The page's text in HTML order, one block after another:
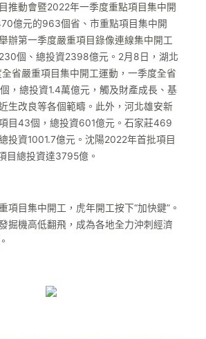
推動會暨2022年一季度重點項目集中開
億元的963個省、市重點項目集中開
辦第一季度嚴重項目錄像連線集中開工
個、總投資2398億元。2月8日，湖北
省嚴重項目集中開工運動，一季度全省
，總投資1.4萬億元，觸及財產成長、基
生改良等各個範疇。此外，河北雄安新
目43個，總投資601億元。石家莊469
投資1001.7億元。沈陽2022年首批項目
目總投資達3795億。
項目集中開工，虎年開工按下“加快鍵”。
掘機高低翻飛，成為各地全力沖刺經濟